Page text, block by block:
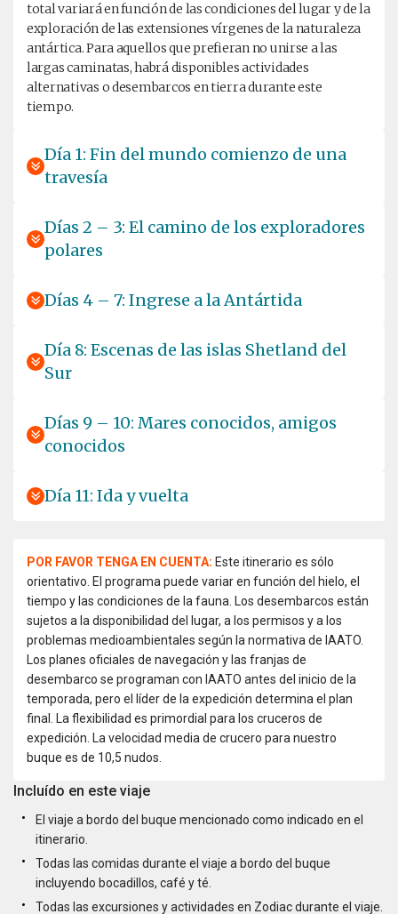
total variará en función de las condiciones del lugar y de la
exploración de las extensiones vírgenes de la naturaleza
antártica. Para aquellos que prefieran no unirse a las
largas caminatas, habrá disponibles actividades
alternativas o desembarcos en tierra durante este
tiempo.
Día 1: Fin del mundo comienzo de una
travesía
Días 2 – 3: El camino de los exploradores
polares
Días 4 – 7: Ingrese a la Antártida
Día 8: Escenas de las islas Shetland del
Sur
Días 9 – 10: Mares conocidos, amigos
conocidos
Día 11: Ida y vuelta
POR FAVOR TENGA EN CUENTA: Este itinerario es sólo
orientativo. El programa puede variar en función del hielo, el
tiempo y las condiciones de la fauna. Los desembarcos están
sujetos a la disponibilidad del lugar, a los permisos y a los
problemas medioambientales según la normativa de IAATO.
Los planes oficiales de navegación y las franjas de
desembarco se programan con IAATO antes del inicio de la
temporada, pero el líder de la expedición determina el plan
final. La flexibilidad es primordial para los cruceros de
expedición. La velocidad media de crucero para nuestro
buque es de 10,5 nudos.
Incluído en este viaje
El viaje a bordo del buque mencionado como indicado en el
itinerario.
Todas las comidas durante el viaje a bordo del buque
incluyendo bocadillos, café y té.
Todas las excursiones y actividades en Zodiac durante el viaje.